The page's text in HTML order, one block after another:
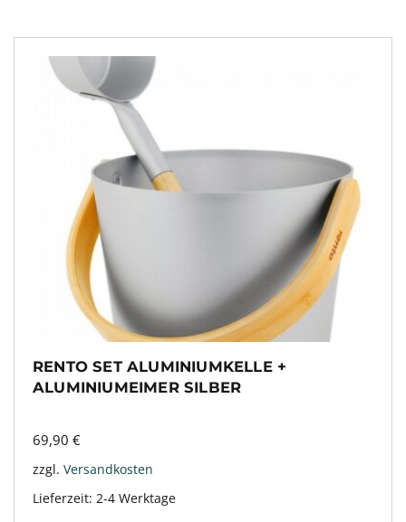
RENTO SET ALUMINIUMKELLE +
ALUMINIUMEIMER SILBER
69,90 €
zzgl. Versandkosten
Lieferzeit: 2-4 Werktage